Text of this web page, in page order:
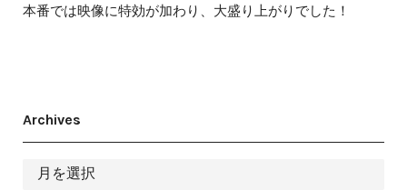
本番では映像に特効が加わり、大盛り上がりでした！
Archives